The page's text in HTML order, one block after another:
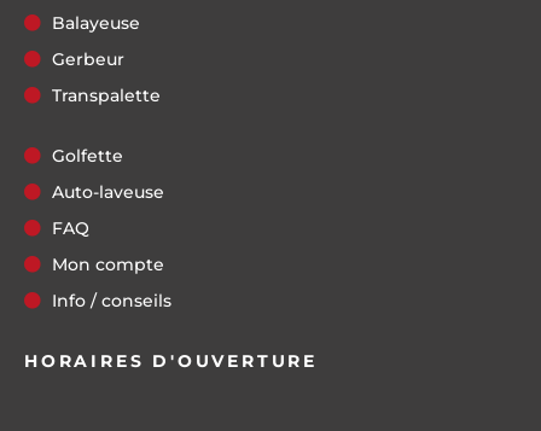
Balayeuse
Gerbeur
Transpalette
Golfette
Auto-laveuse
FAQ
Mon compte
Info / conseils
HORAIRES D'OUVERTURE